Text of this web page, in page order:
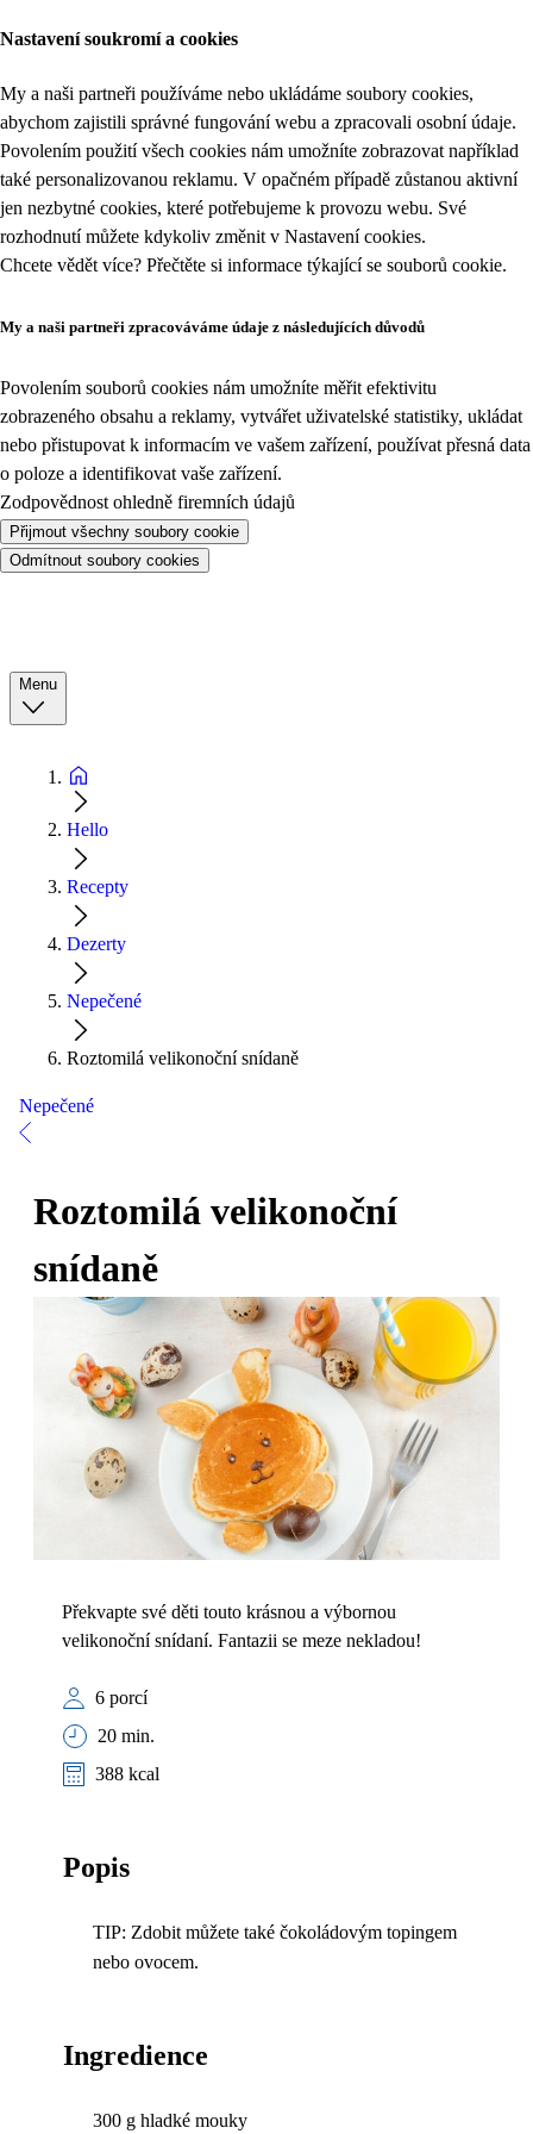
Nastavení soukromí a cookies
My a naši partneři používáme nebo ukládáme soubory cookies,
abychom zajistili správné fungování webu a zpracovali osobní údaje.
Povolením použití všech cookies nám umožníte zobrazovat například
také personalizovanou reklamu. V opačném případě zůstanou aktivní
jen nezbytné cookies, které potřebujeme k provozu webu. Své
rozhodnutí můžete kdykoliv změnit v Nastavení cookies.
Chcete vědět více? Přečtěte si informace týkající se souborů cookie.
My a naši partneři zpracováváme údaje z následujících důvodů
Povolením souborů cookies nám umožníte měřit efektivitu
zobrazeného obsahu a reklamy, vytvářet uživatelské statistiky, ukládat
nebo přistupovat k informacím ve vašem zařízení, používat přesná data
o poloze a identifikovat vaše zařízení.
Zodpovědnost ohledně firemních údajů
Přijmout všechny soubory cookie
Odmítnout soubory cookies
Menu
Hello
Recepty
Dezerty
Nepečené
Roztomilá velikonoční snídaně
Nepečené
Roztomilá velikonoční
snídaně
Překvapte své děti touto krásnou a výbornou
velikonoční snídaní. Fantazii se meze nekladou!
6 porcí
20 min.
388 kcal
Popis
TIP: Zdobit můžete také čokoládovým topingem
nebo ovocem.
Ingredience
300 g hladké mouky